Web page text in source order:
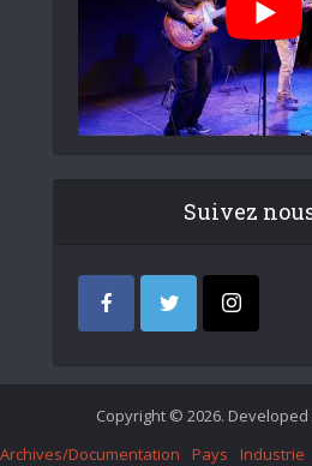
Suivez
Copyright © 2026. Developed
Archives/Documentation
Pays Industrie